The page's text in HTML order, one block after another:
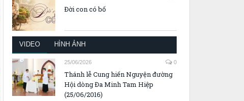
Đời con có bố
HÌNH ẢNH
25/06/2026
Thánh lễ Cung hiến Nguyện đường